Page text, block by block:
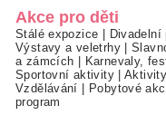
Akce pro děti
Stálé expozice Divadelní
Výstavy a veletrhy|
a zámcích
Karnevaly,
Sportovní aktivity|
Vzdělávání
Pobytové
program